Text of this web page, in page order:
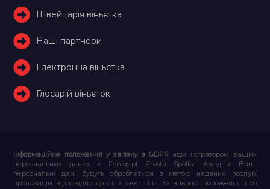
Швейцарія віньєтка
Наші партнери
Електронна віньєтка
Глосарій віньєток
Інформаційне положення у зв’язку з GDPR адміністратором ваших
персональних даних є Feniqs.pl Prosta Spółka Akcyjna. Ваші
персональні дані будуть оброблятися з метою надання послуг/
пропозицій відповідно до ст. 6 сек. 1 літ. Загального положення про